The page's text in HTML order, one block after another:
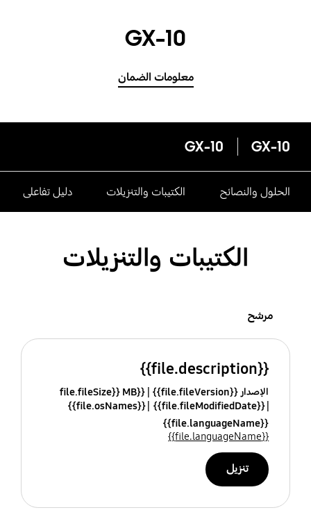
GX-10
معلومات الضمان
GX-10
GX-10
الحلول والنصائح الكتيبات والتنزيلات دليل تفاعلى
الكتيبات والتنزيلات
مرشح
{{file.description}}
الإصدار {{file.fileVersion}}
{{file.fileSize}} MB
{{file.fileModifiedDate}}
{{file.osNames}}
{{file.languageName}}
{{file.languageName}}
تنزيل